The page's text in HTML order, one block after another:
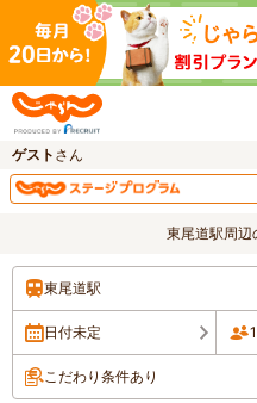
ゲスト さん
東尾道駅周辺
東尾道駅
日付未定
こだわり条件あり